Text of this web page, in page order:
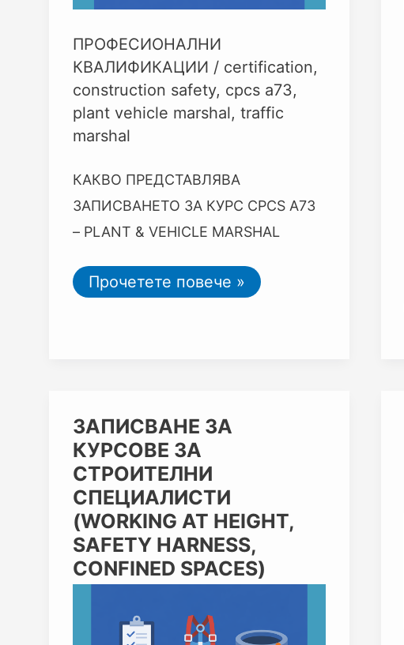
ПРОФЕСИОНАЛНИ
КВАЛИФИКАЦИИ / certification,
construction safety, cpcs a73,
plant vehicle marshal, traffic
marshal
КАКВО ПРЕДСТАВЛЯВА
ЗАПИСВАНЕТО ЗА КУРС CPCS A73
– PLANT & VEHICLE MARSHAL
Прочетете повече »
ЗАПИСВАНЕ ЗА
КУРСОВЕ ЗА
СТРОИТЕЛНИ
СПЕЦИАЛИСТИ
(WORKING AT HEIGHT,
SAFETY HARNESS,
CONFINED SPACES)
ЗАПИСВАНЕ
ЗА
КУРСОВЕ
ЗА
СТРОИТЕЛНИ
СПЕЦИАЛИСТИ
(WORKING
AT
HEIGHT,
SAFETY
HARNESS,
SPACES)